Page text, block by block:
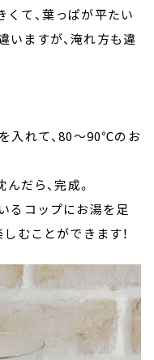
くて、葉っぱが平たい
いますが、淹れ方も違
入れて、80～90℃のお
だら、完成。
るコップにお湯を足
むことができます！